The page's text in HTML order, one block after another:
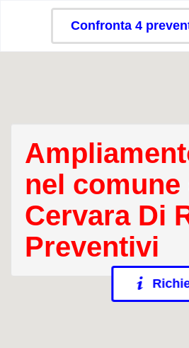
Confronta 4
nel comune
Cervara Di
Preventivi